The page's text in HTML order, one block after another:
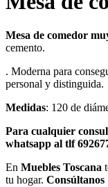
Mesa de comedor
cemento.
. Moderna para
personal y distinguida.
Medidas: 120 de
Para cualquier
whatsapp al tlf
En Muebles Toscana
tu hogar. Consúltanos